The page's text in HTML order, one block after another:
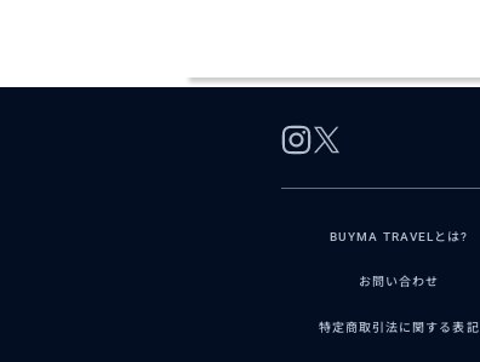
BUYMA TRAVELとは?
お問い合わせ
特定商取引法に関する表記